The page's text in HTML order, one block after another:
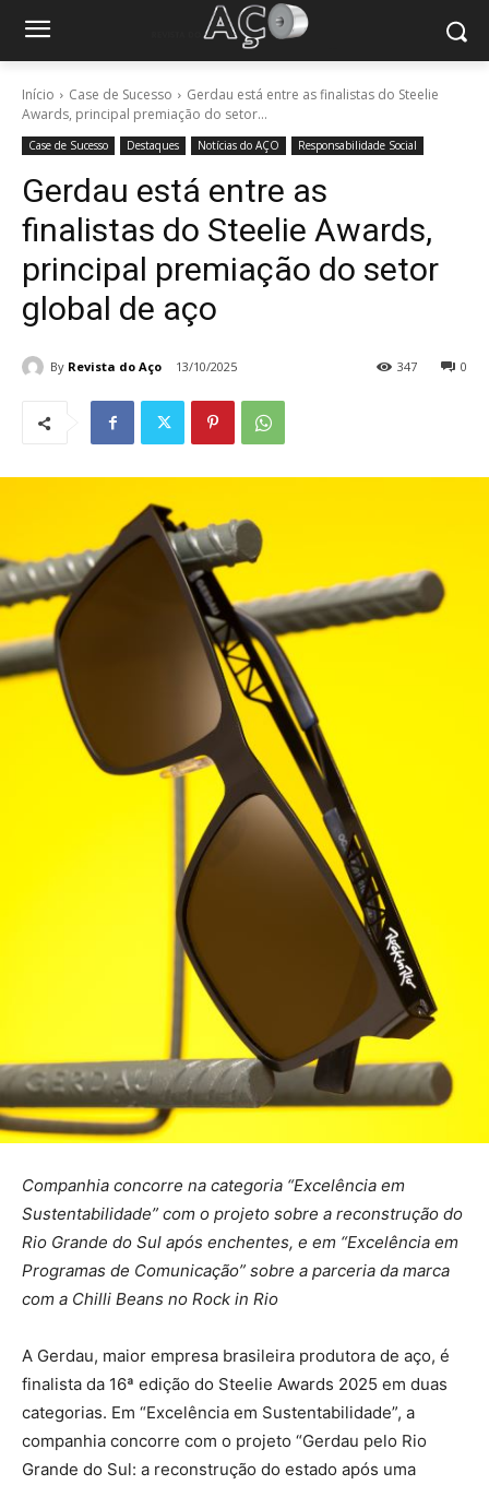
Início Case de Sucesso
Gerdau está entre as finalistas do Steelie
Awards, principal premiação do setor...
Case de Sucesso Destaques Notícias do AÇO Responsabilidade Social
Gerdau está entre as
finalistas do Steelie Awards,
principal premiação do setor
global de aço
By Revista do Aço 13/10/2025 0
347
Companhia concorre na categoria “Excelência em
Sustentabilidade” com o projeto sobre a reconstrução do
Rio Grande do Sul após enchentes, e em “Excelência em
Programas de Comunicação” sobre a parceria da marca
com a Chilli Beans no Rock in Rio
A Gerdau, maior empresa brasileira produtora de aço, é
finalista da 16ª edição do Steelie Awards 2025 em duas
categorias. Em “Excelência em Sustentabilidade”, a
companhia concorre com o projeto “Gerdau pelo Rio
Grande do Sul: a reconstrução do estado após uma